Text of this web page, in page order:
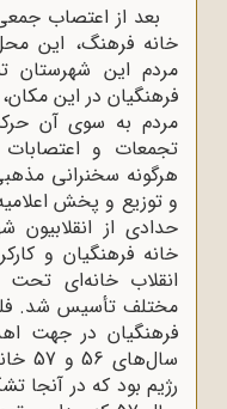
بعد از اعتصاب
خانه فرهنگ، این
مردم این
فرهنگیان در این
مردم به سوی آن
تجمعات و
هرگونه سخنرانی
و توزیع و پخش
حدادی از انقلابیون
خانه فرهنگیان و
انقلاب خانه‌ای
مختلف تأسیس شد.
فرهنگیان در جهت
رژیم بود که در آنجا